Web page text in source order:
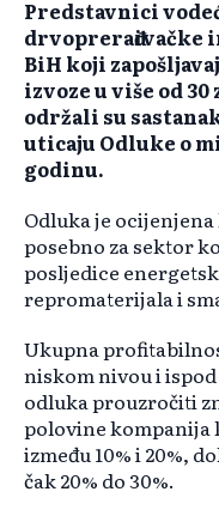
Predstavnici
drvoprerađivačke
BiH koji
izvoze u više od
održali su
uticaju Odluke o
godinu.
Odluka je
posebno za sektor
posljedice
repromaterijala i
Ukupna
niskom nivou i
odluka prouzročiti
polovine kompanija
između 10% i 20%,
čak 20% do 30%.